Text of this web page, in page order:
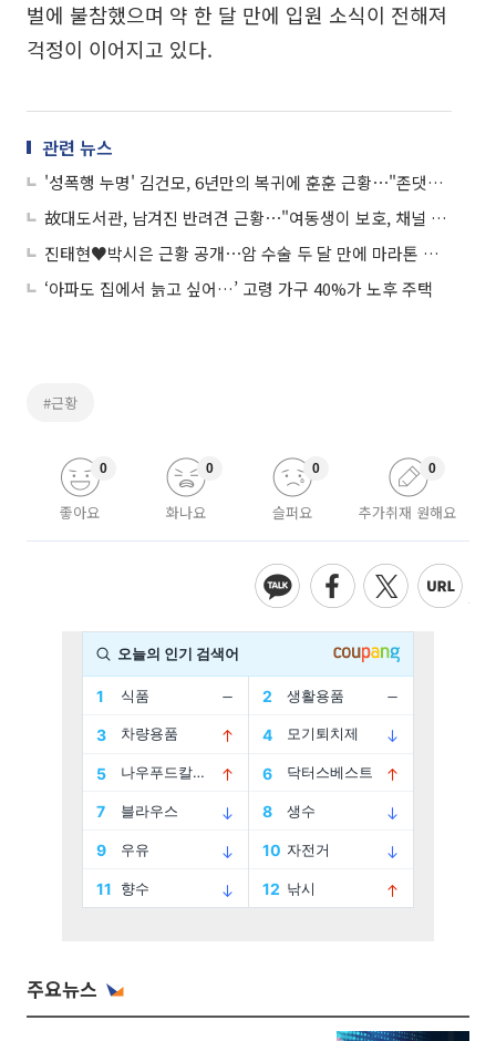
벌에 불참했으며 약 한 달 만에 입원 소식이 전해져
걱정이 이어지고 있다.
관련 뉴스
'성폭행 누명' 김건모, 6년만의 복귀에 훈훈 근황⋯"존댓말로 먼저 악수 청해"
故대도서관, 남겨진 반려견 근황⋯"여동생이 보호, 채널 유지할 것"
진태현♥박시은 근황 공개⋯암 수술 두 달 만에 마라톤 완주
‘아파도 집에서 늙고 싶어…’ 고령 가구 40%가 노후 주택
#근황
좋아요
0
화나요
0
슬퍼요
0
추가취재 원해요
0
주요뉴스